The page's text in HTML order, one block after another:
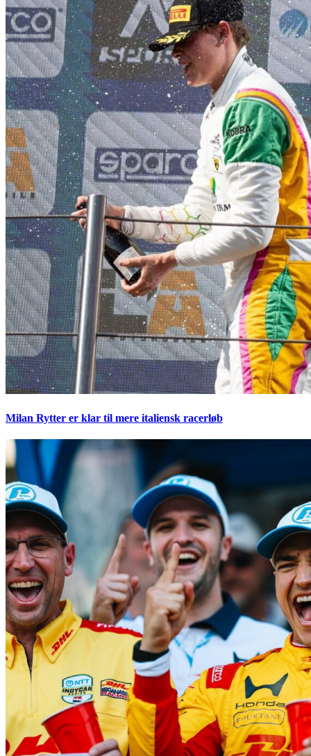
Milan Rytter er klar til mere italiensk racerløb